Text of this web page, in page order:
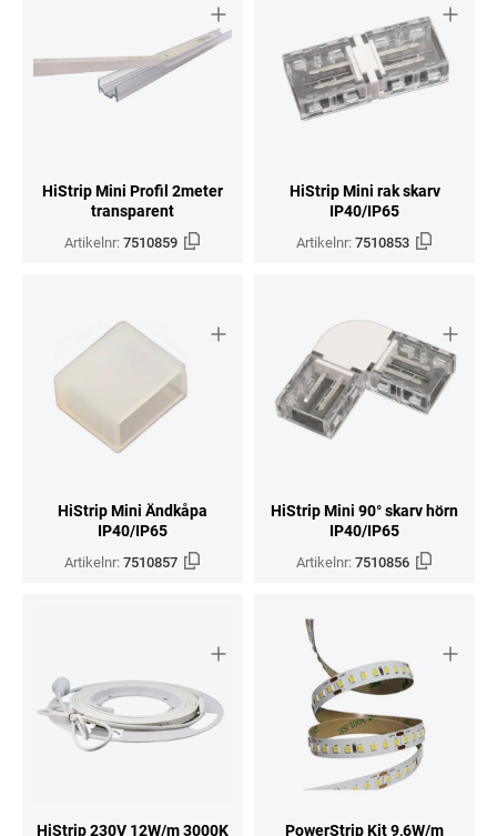
HiStrip Mini Profil 2meter
transparent
Artikelnr:7510859
HiStrip Mini rak skarv
IP40/IP65
Artikelnr:7510853
HiStrip Mini Ändkåpa
IP40/IP65
Artikelnr:7510857
HiStrip Mini 90° skarv hörn
IP40/IP65
Artikelnr:7510856
HiStrip 230V 12W/m 3000K PowerStrip Kit 9,6W/m